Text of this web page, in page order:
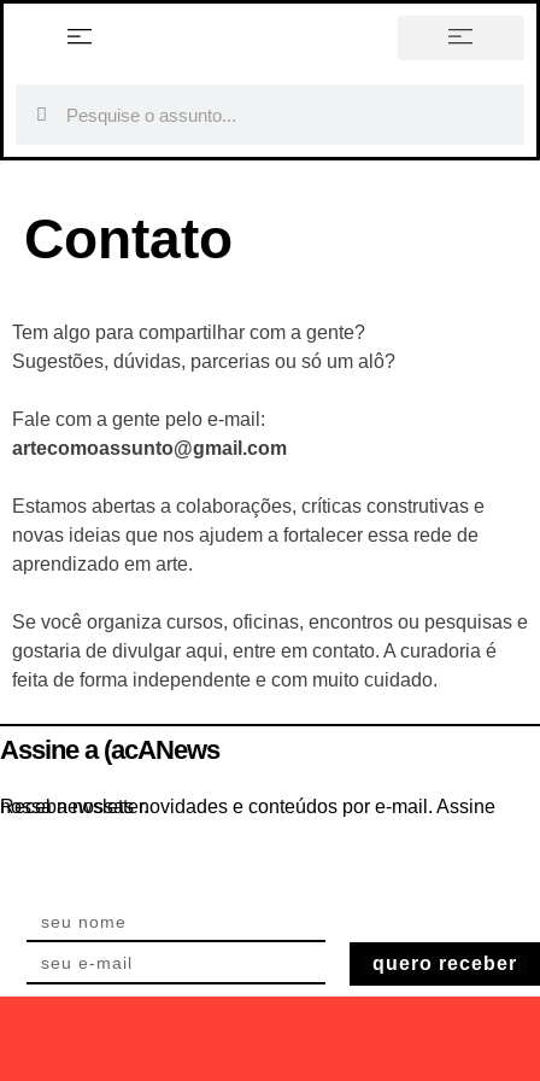
Contato
Tem algo para compartilhar com a gente?
Sugestões, dúvidas, parcerias ou só um alô?
Fale com a gente pelo e-mail:
artecomoassunto@gmail.com
Estamos abertas a colaborações, críticas construtivas e
novas ideias que nos ajudem a fortalecer essa rede de
aprendizado em arte.
Se você organiza cursos, oficinas, encontros ou pesquisas e
gostaria de divulgar aqui, entre em contato. A curadoria é
feita de forma independente e com muito cuidado.
Assine a (acANews
Receba nossas novidades e conteúdos por e-mail. Assine nossa newsletter.
quero receber